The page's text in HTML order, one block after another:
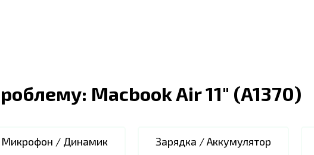
Macbook Air 11" (A1370)
Микрофон / Динамик Зарядка / Аккумулятор